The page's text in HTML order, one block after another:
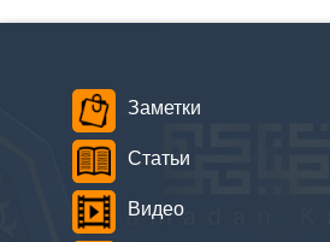
Заметки
Статьи
Видео